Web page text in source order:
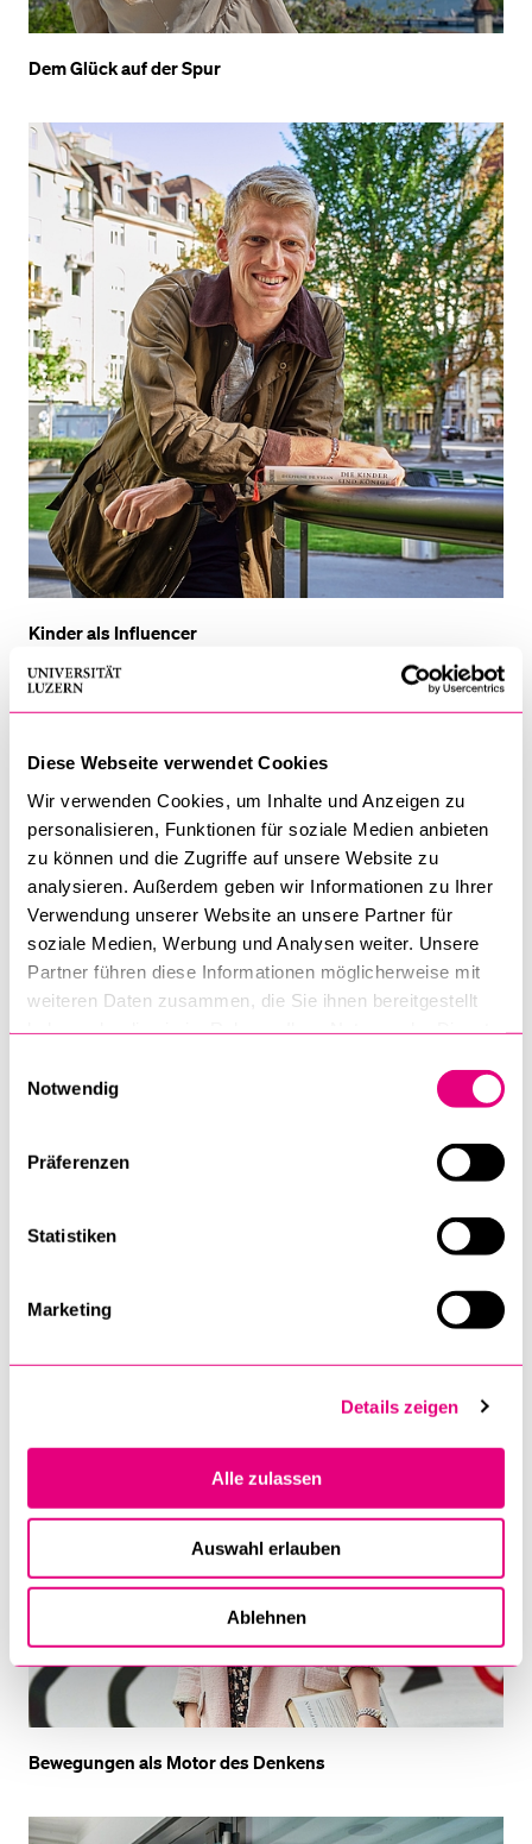
Diese Webseite verwendet Cookies
Wir verwenden Cookies, um Inhalte und Anzeigen zu
personalisieren, Funktionen für soziale Medien anbieten
zu können und die Zugriffe auf unsere Website zu
analysieren. Außerdem geben wir Informationen zu Ihrer
Verwendung unserer Website an unsere Partner für
soziale Medien, Werbung und Analysen weiter. Unsere
Partner führen diese Informationen möglicherweise mit
weiteren Daten zusammen, die Sie ihnen bereitgestellt
Notwendig
Präferenzen
Statistiken
Marketing
Details zeigen
Alle zulassen
Auswahl erlauben
Ablehnen
Dem Glück auf der Spur
Kinder als Influencer
Bewegungen als Motor des Denkens